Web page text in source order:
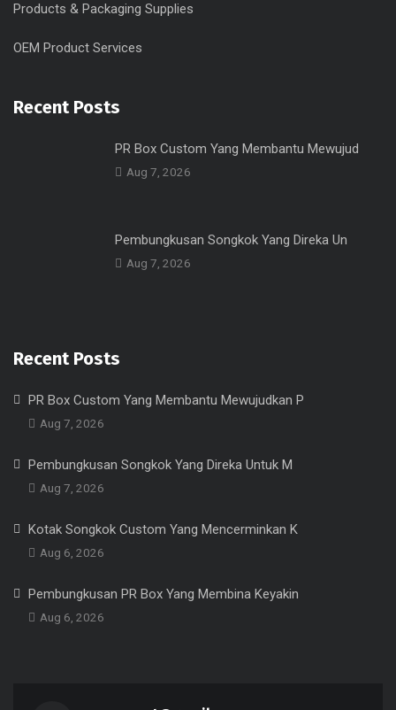
Products & Packaging Supplies
OEM Product Services
Recent Posts
PR Box Custom Yang Membantu Mewujud
Aug 7, 2026
Pembungkusan Songkok Yang Direka Un
Aug 7, 2026
Recent Posts
PR Box Custom Yang Membantu Mewujudkan P
Aug 7, 2026
Pembungkusan Songkok Yang Direka Untuk M
Aug 7, 2026
Kotak Songkok Custom Yang Mencerminkan K
Aug 6, 2026
Pembungkusan PR Box Yang Membina Keyakin
Aug 6, 2026